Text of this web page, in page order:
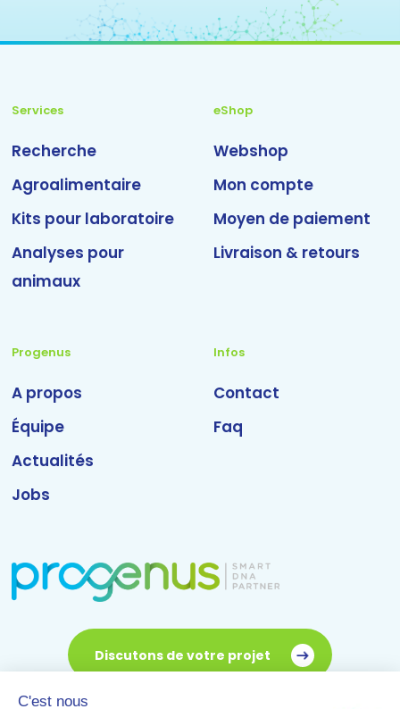
Services
Recherche
Agroalimentaire
Kits pour laboratoire
Analyses pour
animaux
eShop
Webshop
Mon compte
Moyen de paiement
Livraison & retours
Progenus
A propos
Équipe
Actualités
Jobs
Infos
Contact
Faq
Discutons de votre projet